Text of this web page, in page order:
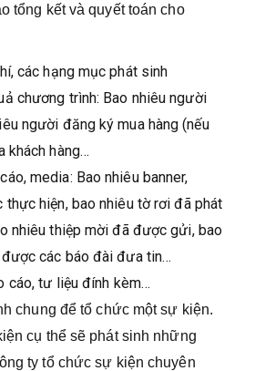
tổng kết và quyết toán cho
các hạng mục phát sinh
chương trình: Bao nhiêu người
người đăng ký mua hàng (nếu
khách hàng…
media: Bao nhiêu banner,
hiện, bao nhiêu tờ rơi đã phát
nhiêu thiệp mời đã được gửi, bao
các báo đài đưa tin…
cáo, tư liệu đính kèm…
chung để tổ chức một sự kiện.
cụ thể sẽ phát sinh những
ty tổ chức sự kiện chuyên